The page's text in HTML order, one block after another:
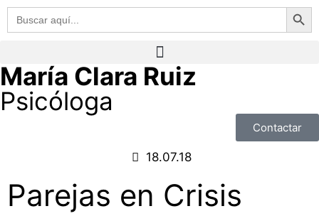
Buscar: Botón de
María Clara Ruiz
Psicóloga
Contactar
18.07.18
Parejas en Crisis